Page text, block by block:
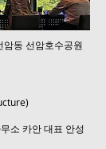
암동 선암호수공원
소 카안 대표 안성